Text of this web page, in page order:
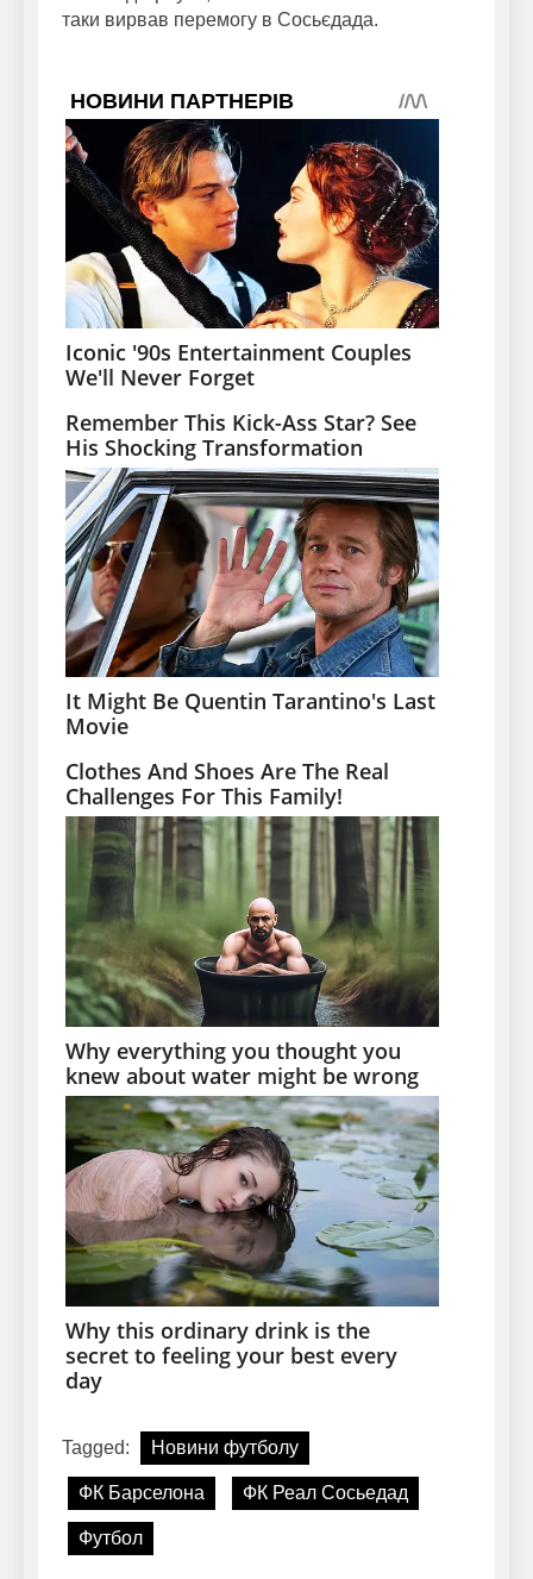
таки вирвав перемогу в Сосьєдада.
Tagged: Новини футболу
ФК Барселона ФК Реал Сосьедад
Футбол